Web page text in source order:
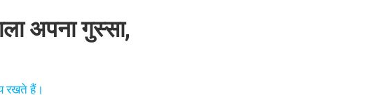
अपना गुस्सा,
रखते हैं।